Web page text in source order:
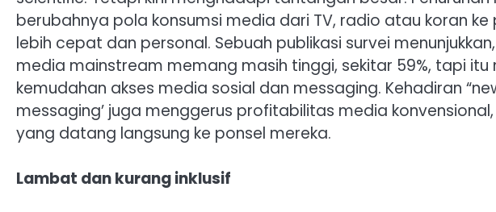
berubahnya pola konsumsi media dari TV, radio atau koran
lebih cepat dan personal. Sebuah publikasi survei
media mainstream memang masih tinggi, sekitar 59%, tapi
kemudahan akses media sosial dan messaging. Kehadiran
messaging’ juga menggerus profitabilitas media
yang datang langsung ke ponsel mereka.
Lambat dan kurang inklusif